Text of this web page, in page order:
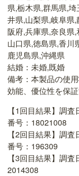
県,栃木県,群馬県,
井県,山梨県,岐阜県
阪府,兵庫県,奈良県
山口県,徳島県,香川
鹿児島県,沖縄県
結婚：未婚,既婚
備考：本製品の使
効能、優位性を保
【1回目結果】調
番号：18021008
【2回目結果】調
番号：196309
【3回目結果】調
2014308